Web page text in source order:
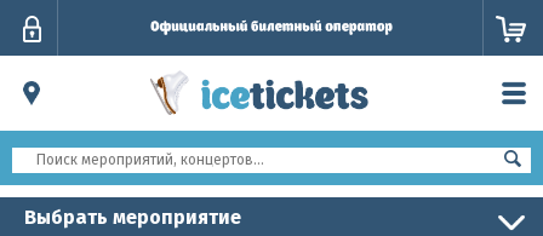
Выбрать мероприятие